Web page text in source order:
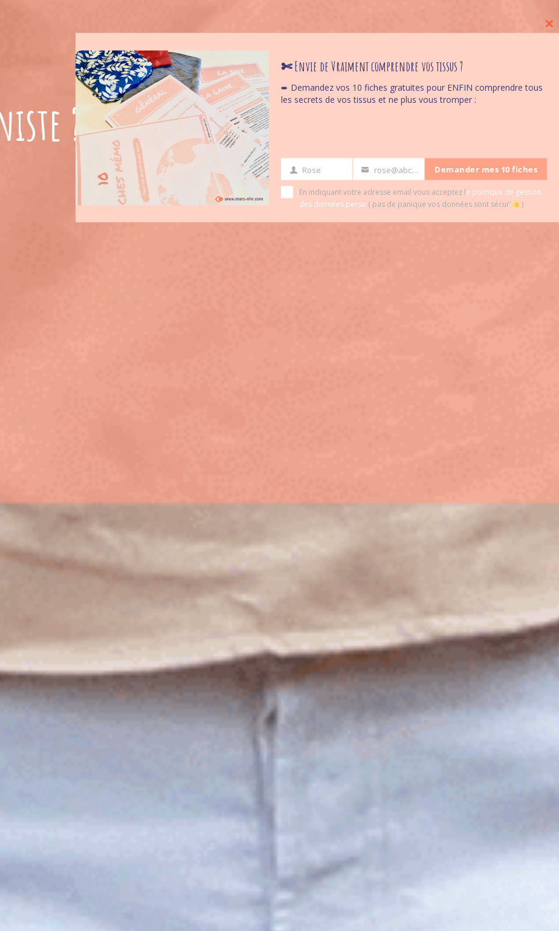
? Dis-le avec tes vêtements !
Mars'elle
septembre 24, 2018
✄ Envie de Vraiment comprendre vos tissus ?
➨ Demandez vos 10 fiches gratuites pour ENFIN comprendre tous
les secrets de vos tissus et ne plus vous tromper :
first
name
Rose
Your
rose@abc.com Demander mes 10 fiches
En indiquant votre adresse email vous acceptez la politique de gestion
des données perso ( pas de panique vos données sont sécur' )